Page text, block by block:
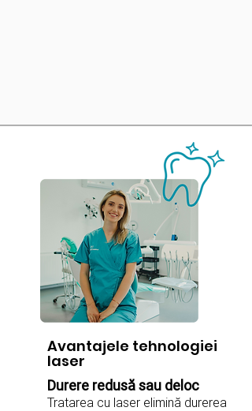
Avantajele tehnologiei
laser
Durere redusă sau deloc
Tratarea cu laser elimină durerea